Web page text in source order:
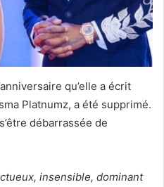
qu’elle a écrit
Platnumz, a été supprimé.
débarrassée de
insensible, dominant